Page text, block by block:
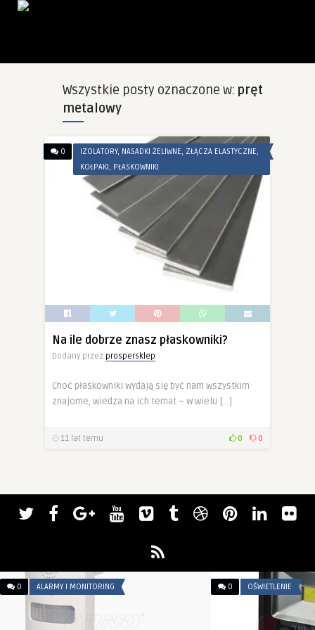
Wszystkie posty oznaczone w: pręt
metalowy
0
IZOLATORY, NASADKI ŻELIWNE, ZŁĄCZA ELASTYCZNE,
KOŁPAKI, PŁASKOWNIKI
Na ile dobrze znasz płaskowniki?
Dodany przez prospersklep
Choć płaskowniki wydają się być nam wszystkim
znajome, wiedza na ich temat – w wielu […]
11 lat temu 0 0
0 ALARMY I MONITORING 0 OŚWIETLENIE